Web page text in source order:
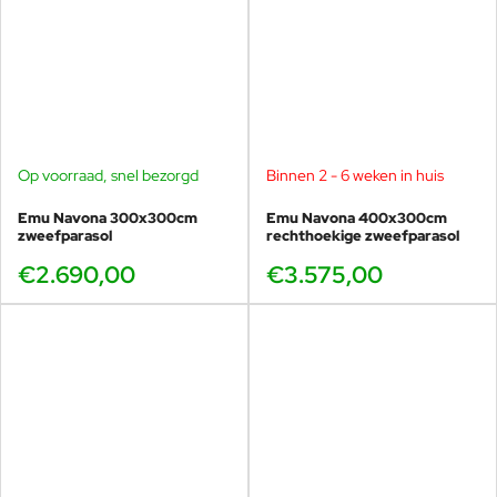
Umberto I in Capri, Emu heeft kenmerkende
Umberto I in Capri, ook wel bekend als "La Piazzetta,"
is het bruisende hart van het eiland en een iconisch
symbool van Italiaanse charme. Deze kleine maar
levendige plek staat bekend om zijn prachtige
Op voorraad, snel bezorgd
Emu Navona 300x300cm
zweefparasol
€2.690,00
Binnen 2 - 6 weken in huis
Emu Navona 400x300cm
rechthoekige zweefparasol
€3.575,00